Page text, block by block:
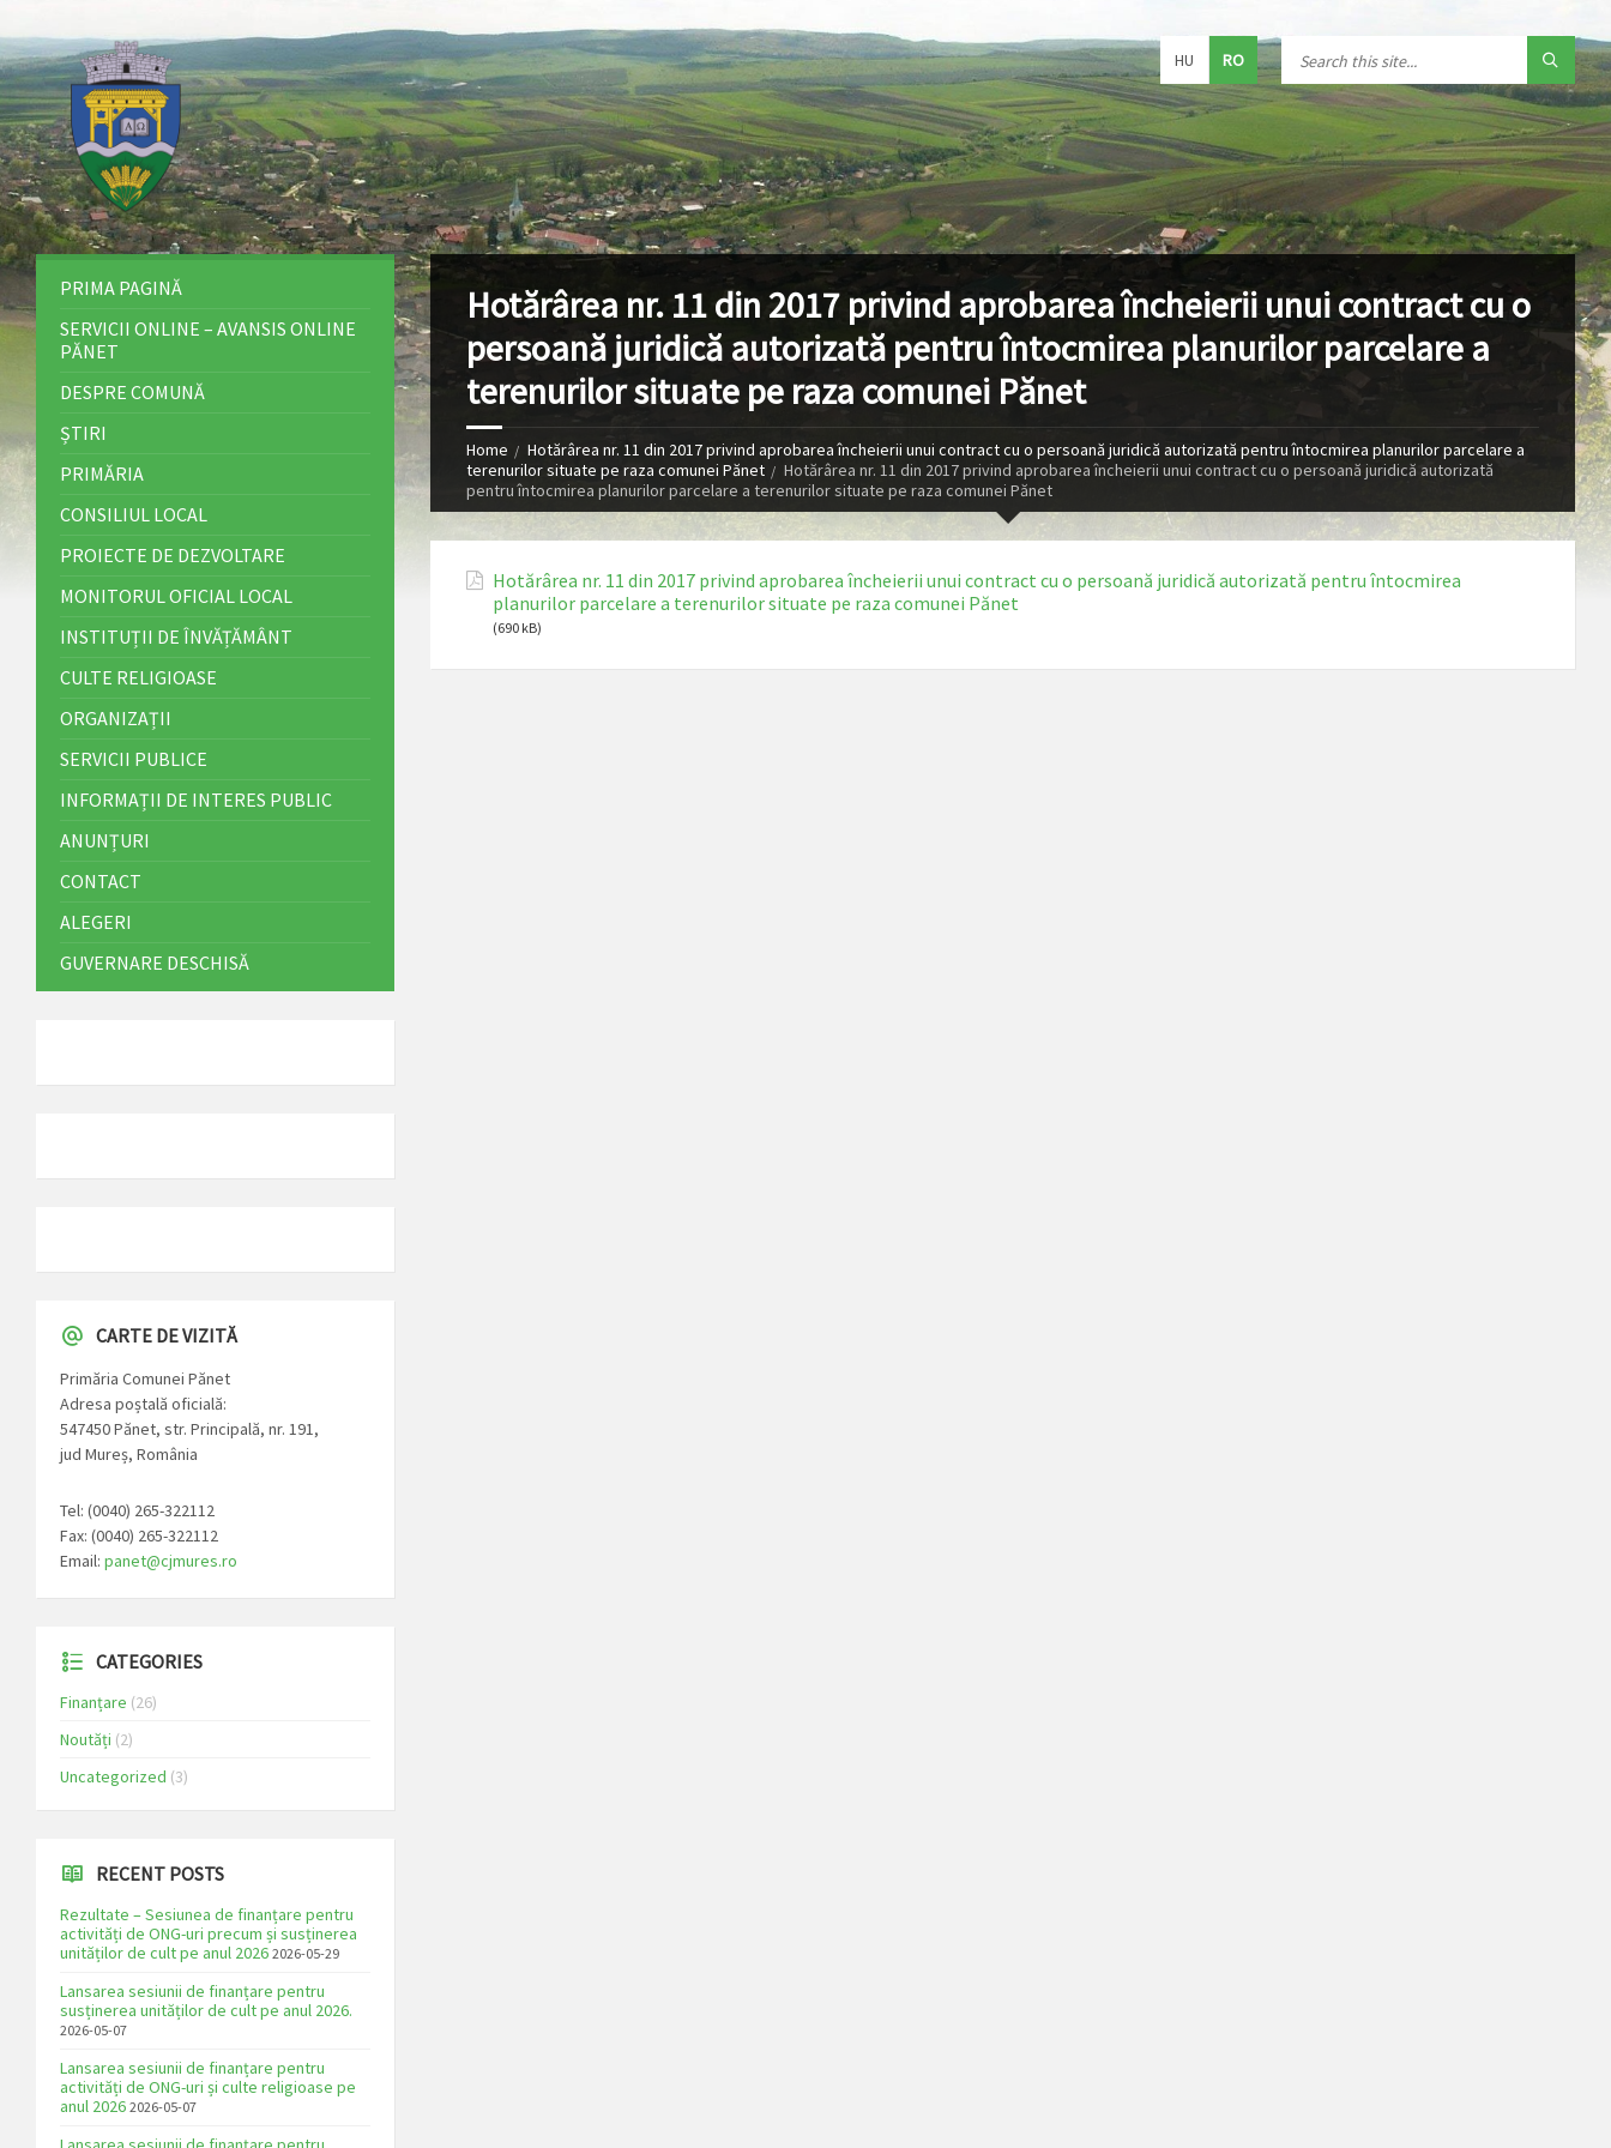
HU RO
Hotărârea nr. 11 din 2017 privind aprobarea încheierii unui contract cu o
persoană juridică autorizată pentru întocmirea planurilor parcelare a
terenurilor situate pe raza comunei Pănet
Home
Hotărârea nr. 11 din 2017 privind aprobarea încheierii unui contract cu o persoană juridică autorizată pentru întocmirea planurilor parcelare a
terenurilor situate pe raza comunei Pănet
Hotărârea nr. 11 din 2017 privind aprobarea încheierii unui contract cu o persoană juridică autorizată
pentru întocmirea planurilor parcelare a terenurilor situate pe raza comunei Pănet
Hotărârea nr. 11 din 2017 privind aprobarea încheierii unui contract cu o persoană juridică autorizată pentru întocmirea
planurilor parcelare a terenurilor situate pe raza comunei Pănet
(690 kB)
PRIMA PAGINĂ
SERVICII ONLINE – AVANSIS ONLINE
PĂNET
DESPRE COMUNĂ
ȘTIRI
PRIMĂRIA
CONSILIUL LOCAL
PROIECTE DE DEZVOLTARE
MONITORUL OFICIAL LOCAL
INSTITUȚII DE ÎNVĂȚĂMÂNT
CULTE RELIGIOASE
ORGANIZAȚII
SERVICII PUBLICE
INFORMAȚII DE INTERES PUBLIC
ANUNȚURI
CONTACT
ALEGERI
GUVERNARE DESCHISĂ
CARTE DE VIZITĂ
Primăria Comunei Pănet
Adresa poștală oficială:
547450 Pănet, str. Principală, nr. 191,
jud Mureș, România
Tel: (0040) 265-322112
Fax: (0040) 265-322112
Email: panet@cjmures.ro
CATEGORIES
Finanțare (26)
Noutăți (2)
Uncategorized (3)
RECENT POSTS
Rezultate – Sesiunea de finanțare pentru
activități de ONG-uri precum și susținerea
unităților de cult pe anul 2026 2026-05-29
Lansarea sesiunii de finanțare pentru
susținerea unităților de cult pe anul 2026.
2026-05-07
Lansarea sesiunii de finanțare pentru
activități de ONG-uri și culte religioase pe
anul 2026 2026-05-07